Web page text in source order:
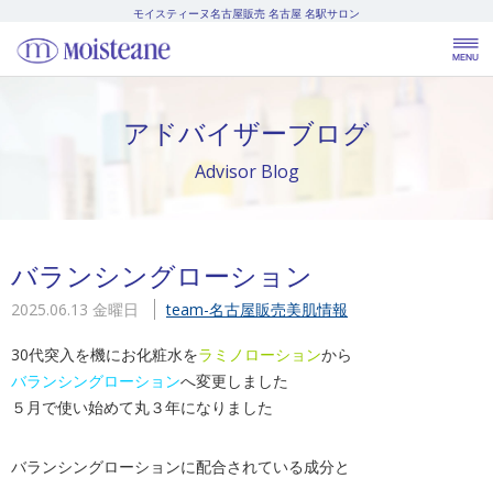
モイスティーヌ名古屋販売 名古屋 名駅サロン
アドバイザーブログ
Advisor Blog
バランシングローション
2025.06.13 金曜日 team-名古屋販売美肌情報
30代突入を機にお化粧水をラミノローションから
バランシングローションへ変更しました
５月で使い始めて丸３年になりました
バランシングローションに配合されている成分と